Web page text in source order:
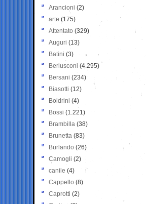
Arancioni (2)
arte (175)
Attentato (329)
Auguri (13)
Batini (3)
Berlusconi (4.295)
Bersani (234)
Biasotti (12)
Boldrini (4)
Bossi (1.221)
Brambilla (38)
Brunetta (83)
Burlando (26)
Camogli (2)
canile (4)
Cappello (8)
Caprotti (2)